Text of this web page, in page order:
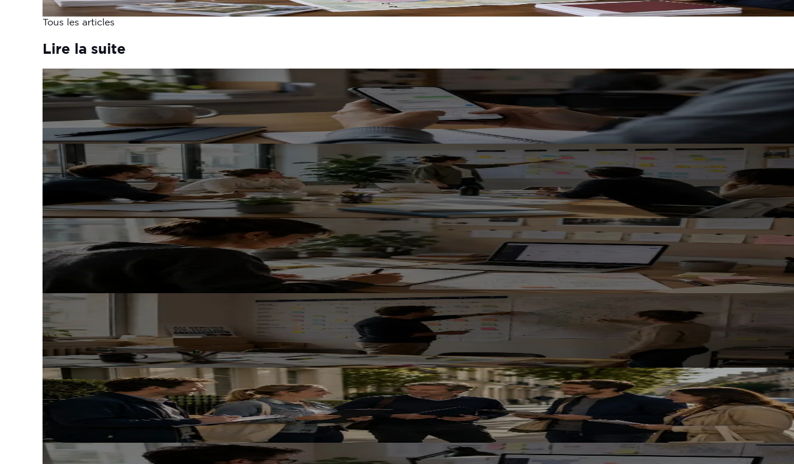
Lire l'article
Tous les articles
Lire la suite
Mobilisation
Communication politique par SMS : règles et consentement
8 juin 2026· 6 min de lecture
Lire l'article
Communication
Plan de communication d'un parti politique : la méthode
· 6 min de lecture
Lire l'article
Communication
Storytelling politique : un récit clair, avec ou sans IA
4 juin 2026
Lire l'article
Méthode
Comment mettre de la méthode dans une campagne locale
26 mai 2026· 9 min de lecture
Lire l'article
Mobilisation
Organiser son terrain sans épuiser ses équipes
19 mai 2026
· 8 min de lecture
Lire l'article
Données